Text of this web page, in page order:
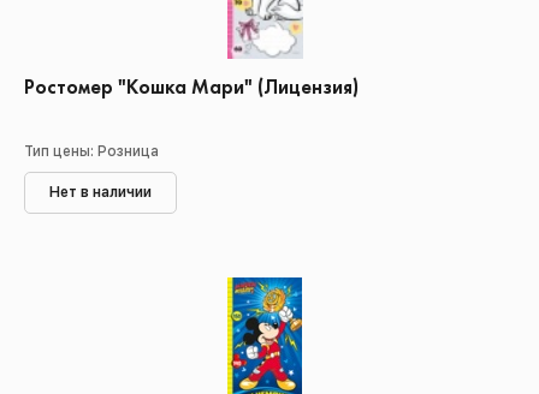
Ростомер "Кошка Мари" (Лицензия)
Тип цены: Розница
Нет в наличии